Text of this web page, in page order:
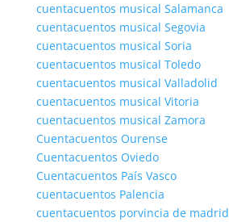
cuentacuentos musical Salamanca
cuentacuentos musical Segovia
cuentacuentos musical Soria
cuentacuentos musical Toledo
cuentacuentos musical Valladolid
cuentacuentos musical Vitoria
cuentacuentos musical Zamora
Cuentacuentos Ourense
Cuentacuentos Oviedo
Cuentacuentos País Vasco
cuentacuentos Palencia
cuentacuentos porvincia de madrid